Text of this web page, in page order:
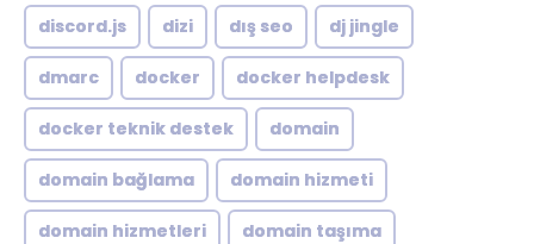
discord.js dizi dış seo dj jingle
dmarc docker docker helpdesk
docker teknik destek domain
domain bağlama domain hizmeti
domain hizmetleri domain taşıma